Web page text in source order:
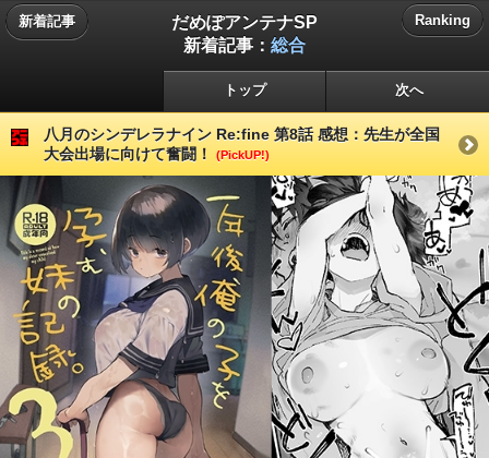
新着記事
だめぽアンテナSP
新着記事： 総合
Ranking
トップ 次へ
八月のシンデレラナイン Re:fine 第8話 感想：先生が全国
大会出場に向けて奮闘！
(PickUP!)